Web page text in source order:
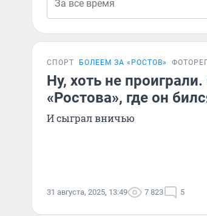
СПОРТ БОЛЕЕМ ЗА «РОСТОВ»
Ну, хоть не
«Ростова», где он
И сыграл вничью
31 августа, 2025, 13:49 7 823 5